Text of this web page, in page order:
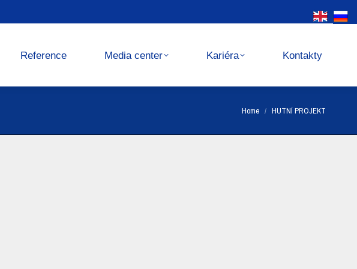
Reference Media center Kariéra Kontakty
You are here:
Home HUTNÍ PROJEKT